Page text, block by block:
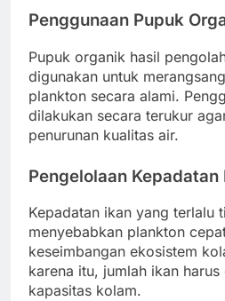
Penggunaan Pupuk
Pupuk organik hasil
digunakan untuk
plankton secara alami.
dilakukan secara terukur
penurunan kualitas air.
Pengelolaan Kepadatan
Kepadatan ikan yang terlalu
menyebabkan plankton
keseimbangan ekosistem
karena itu, jumlah ikan
kapasitas kolam.